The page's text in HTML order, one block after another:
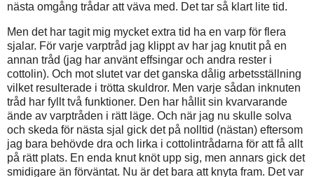
nästa omgång trådar att väva med. Det tar så klart lite tid.
Men det har tagit mig mycket extra tid ha en varp för flera
sjalar. För varje varptråd jag klippt av har jag knutit på en
annan tråd (jag har använt effsingar och andra rester i
cottolin). Och mot slutet var det ganska dålig arbetsställning
vilket resulterade i trötta skuldror. Men varje sådan inknuten
tråd har fyllt två funktioner. Den har hållit sin kvarvarande
ände av varptråden i rätt läge. Och när jag nu skulle solva
och skeda för nästa sjal gick det på nolltid (nästan) eftersom
jag bara behövde dra och lirka i cottolintrådarna för att få allt
på rätt plats. En enda knut knöt upp sig, men annars gick det
smidigare än förväntat. Nu är det bara att knyta fram. Det var